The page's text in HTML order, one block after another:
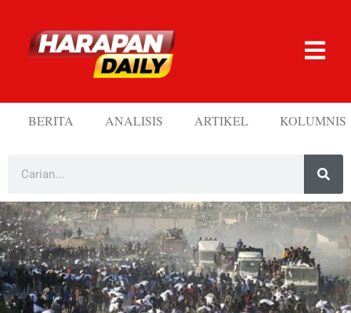
BERITA ANALISIS ARTIKEL KOLUMNIS